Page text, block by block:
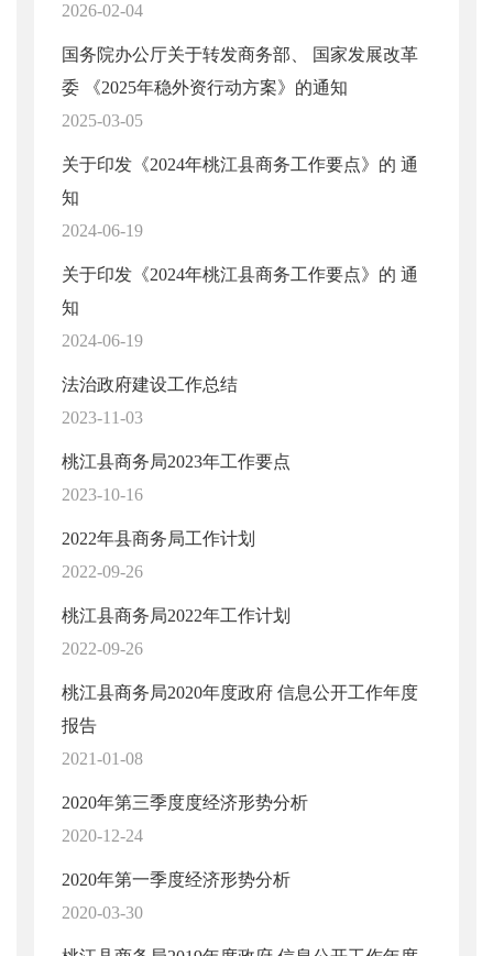
2026-02-04
国务院办公厅关于转发商务部、 国家发展改革
委 《2025年稳外资行动方案》的通知
2025-03-05
关于印发《2024年桃江县商务工作要点》的 通
知
2024-06-19
关于印发《2024年桃江县商务工作要点》的 通
知
2024-06-19
法治政府建设工作总结
2023-11-03
桃江县商务局2023年工作要点
2023-10-16
2022年县商务局工作计划
2022-09-26
桃江县商务局2022年工作计划
2022-09-26
桃江县商务局2020年度政府 信息公开工作年度
报告
2021-01-08
2020年第三季度度经济形势分析
2020-12-24
2020年第一季度经济形势分析
2020-03-30